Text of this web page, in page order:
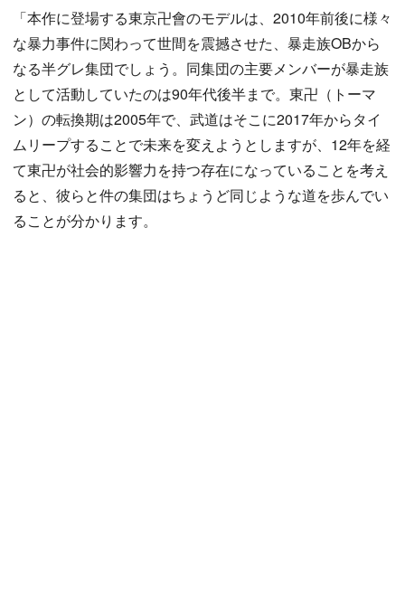
「本作に登場する東京卍會のモデルは、2010年前後に様々
な暴力事件に関わって世間を震撼させた、暴走族OBから
なる半グレ集団でしょう。同集団の主要メンバーが暴走族
として活動していたのは90年代後半まで。東卍（トーマ
ン）の転換期は2005年で、武道はそこに2017年からタイ
ムリープすることで未来を変えようとしますが、12年を経
て東卍が社会的影響力を持つ存在になっていることを考え
ると、彼らと件の集団はちょうど同じような道を歩んでい
ることが分かります。